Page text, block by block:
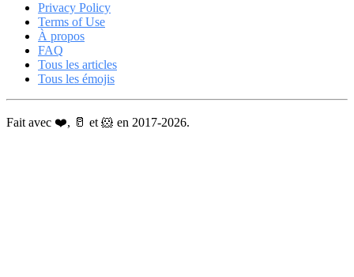
Privacy Policy
Terms of Use
À propos
FAQ
Tous les articles
Tous les émojis
Fait avec ❤️, 🥛 et 🐹 en 2017-2026.